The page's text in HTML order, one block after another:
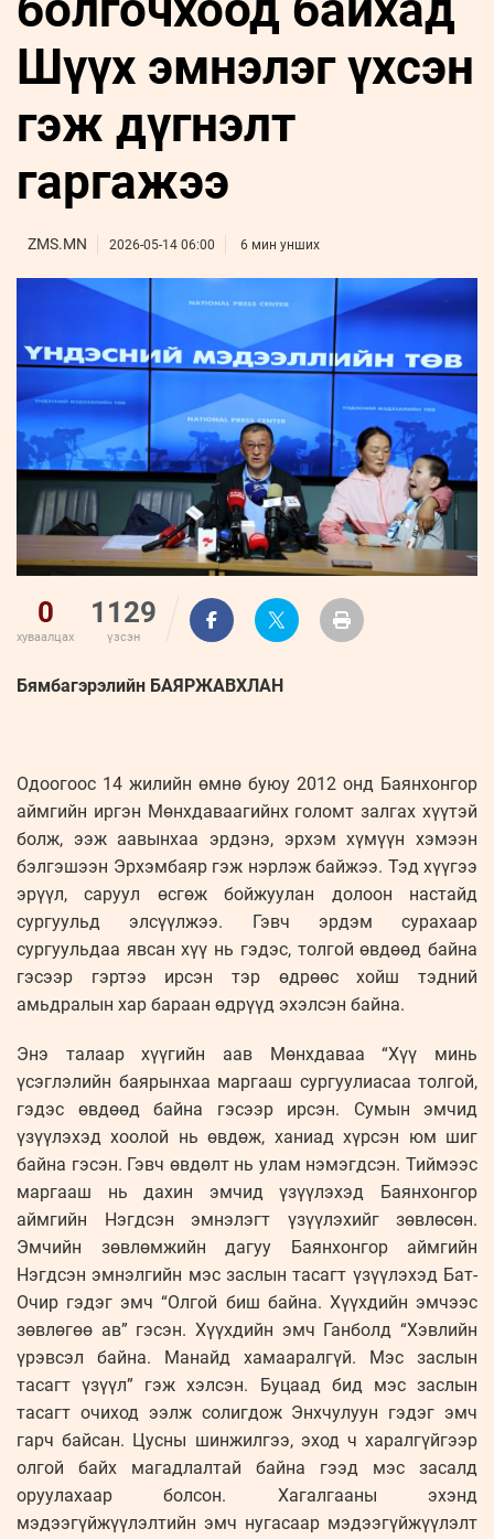
Бүртгүүлэх
Бизнес
Leaderships
forum
ФОТО
УРЛАГ
ҮНДЭСНИЙ
МЭДЭЭЛЛИЙН
ТӨВ
ВИДЕО
MEDEE
Шүүх эмнэлэг үхсэн
гэж дүгнэлт
гаргажээ
ZMS.MN 2026-05-14 06:00 6 мин унших
0
хуваалцах
1129
үзсэн
Бямбагэрэлийн БАЯРЖАВХЛАН
Одоогоос 14 жилийн өмнө буюу 2012 онд Баянхонгор
аймгийн иргэн Мөнхдаваагийнх голомт залгах хүүтэй
болж, ээж аавынхаа эрдэнэ, эрхэм хүмүүн хэмээн
бэлгэшээн Эрхэмбаяр гэж нэрлэж байжээ. Тэд хүүгээ
эрүүл, саруул өсгөж бойжуулан долоон настайд
сургуульд элсүүлжээ. Гэвч эрдэм сурахаар
сургуульдаа явсан хүү нь гэдэс, толгой өвдөөд байна
гэсээр гэртээ ирсэн тэр өдрөөс хойш тэдний
амьдралын хар бараан өдрүүд эхэлсэн байна.
Энэ талаар хүүгийн аав Мөнхдаваа “Хүү минь
үсэглэлийн баярынхаа маргааш сургуулиасаа толгой,
гэдэс өвдөөд байна гэсээр ирсэн. Сумын эмчид
үзүүлэхэд хоолой нь өвдөж, ханиад хүрсэн юм шиг
байна гэсэн. Гэвч өвдөлт нь улам нэмэгдсэн. Тиймээс
маргааш нь дахин эмчид үзүүлэхэд Баянхонгор
аймгийн Нэгдсэн эмнэлэгт үзүүлэхийг зөвлөсөн.
Эмчийн зөвлөмжийн дагуу Баянхонгор аймгийн
Нэгдсэн эмнэлгийн мэс заслын тасагт үзүүлэхэд Бат-
Очир гэдэг эмч “Олгой биш байна. Хүүхдийн эмчээс
зөвлөгөө ав” гэсэн. Хүүхдийн эмч Ганболд “Хэвлийн
үрэвсэл байна. Манайд хамааралгүй. Мэс заслын
тасагт үзүүл” гэж хэлсэн. Буцаад бид мэс заслын
тасагт очиход ээлж солигдож Энхчулуун гэдэг эмч
гарч байсан. Цусны шинжилгээ, эход ч харалгүйгээр
олгой байх магадлалтай байна гээд мэс засалд
оруулахаар болсон. Хагалгааны эхэнд
мэдээгүйжүүлэлтийн эмч нугасаар мэдээгүйжүүлэлт